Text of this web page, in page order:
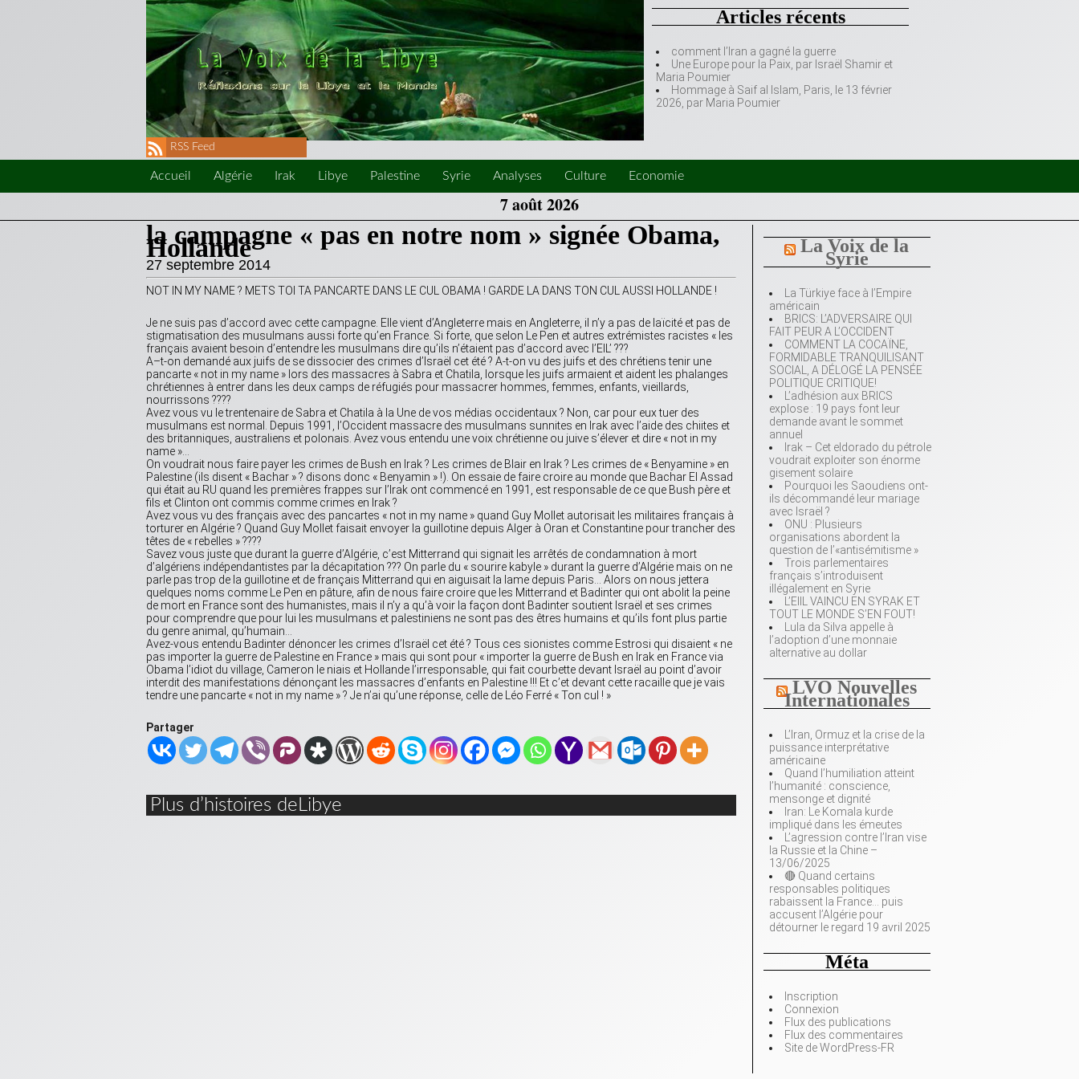
Articles récents
comment l’Iran a gagné la guerre
Une Europe pour la Paix, par Israël Shamir et
Maria Poumier
Hommage à Saif al Islam, Paris, le 13 février
2026, par Maria Poumier
RSS Feed
Accueil Algérie Irak Libye Palestine Syrie Analyses Culture Economie
7 août 2026
La Voix de la
Syrie
La Türkiye face à l’Empire
américain
BRICS: L’ADVERSAIRE QUI
FAIT PEUR A L’OCCIDENT
COMMENT LA COCAÏNE,
FORMIDABLE TRANQUILISANT
SOCIAL, A DÉLOGÉ LA PENSÉE
POLITIQUE CRITIQUE!
L’adhésion aux BRICS
explose : 19 pays font leur
demande avant le sommet
annuel
Irak – Cet eldorado du pétrole
voudrait exploiter son énorme
gisement solaire
Pourquoi les Saoudiens ont-
ils décommandé leur mariage
avec Israël ?
ONU : Plusieurs
organisations abordent la
question de l’«antisémitisme »
Trois parlementaires
français s’introduisent
illégalement en Syrie
L’EIIL VAINCU EN SYRAK ET
TOUT LE MONDE S’EN FOUT!
Lula da Silva appelle à
l’adoption d’une monnaie
alternative au dollar
LVO Nouvelles
Internationales
L’Iran, Ormuz et la crise de la
puissance interprétative
américaine
Quand l’humiliation atteint
l’humanité : conscience,
mensonge et dignité
Iran: Le Komala kurde
impliqué dans les émeutes
L’agression contre l’Iran vise
la Russie et la Chine –
13/06/2025
🔴 Quand certains
responsables politiques
rabaissent la France… puis
accusent l’Algérie pour
détourner le regard 19 avril 2025
Méta
Inscription
Connexion
Flux des publications
Flux des commentaires
Site de WordPress-FR
la campagne « pas en notre nom » signée Obama,
Hollande
27 septembre 2014
NOT IN MY NAME ? METS TOI TA PANCARTE DANS LE CUL OBAMA ! GARDE LA DANS TON CUL AUSSI HOLLANDE !
Je ne suis pas d’accord avec cette campagne. Elle vient d’Angleterre mais en Angleterre, il n’y a pas de laïcité et pas de
stigmatisation des musulmans aussi forte qu’en France. Si forte, que selon Le Pen et autres extrémistes racistes « les
français avaient besoin d’entendre les musulmans dire qu’ils n’étaient pas d’accord avec l’EIL’ ???
A–t-on demandé aux juifs de se dissocier des crimes d’Israël cet été ? A-t-on vu des juifs et des chrétiens tenir une
pancarte « not in my name » lors des massacres à Sabra et Chatila, lorsque les juifs armaient et aident les phalanges
chrétiennes à entrer dans les deux camps de réfugiés pour massacrer hommes, femmes, enfants, vieillards,
nourrissons ????
Avez vous vu le trentenaire de Sabra et Chatila à la Une de vos médias occidentaux ? Non, car pour eux tuer des
musulmans est normal. Depuis 1991, l’Occident massacre des musulmans sunnites en Irak avec l’aide des chiites et
des britanniques, australiens et polonais. Avez vous entendu une voix chrétienne ou juive s’élever et dire « not in my
name »…
On voudrait nous faire payer les crimes de Bush en Irak ? Les crimes de Blair en Irak ? Les crimes de « Benyamine » en
Palestine (ils disent « Bachar » ? disons donc « Benyamin » !). On essaie de faire croire au monde que Bachar El Assad
qui était au RU quand les premières frappes sur l’Irak ont commencé en 1991, est responsable de ce que Bush père et
fils et Clinton ont commis comme crimes en Irak ?
Avez vous vu des français avec des pancartes « not in my name » quand Guy Mollet autorisait les militaires français à
torturer en Algérie ? Quand Guy Mollet faisait envoyer la guillotine depuis Alger à Oran et Constantine pour trancher des
têtes de « rebelles » ????
Savez vous juste que durant la guerre d’Algérie, c’est Mitterrand qui signait les arrêtés de condamnation à mort
d’algériens indépendantistes par la décapitation ??? On parle du « sourire kabyle » durant la guerre d’Algérie mais on ne
parle pas trop de la guillotine et de français Mitterrand qui en aiguisait la lame depuis Paris… Alors on nous jettera
quelques noms comme Le Pen en pâture, afin de nous faire croire que les Mitterrand et Badinter qui ont abolit la peine
de mort en France sont des humanistes, mais il n’y a qu’à voir la façon dont Badinter soutient Israël et ses crimes
pour comprendre que pour lui les musulmans et palestiniens ne sont pas des êtres humains et qu’ils font plus partie
du genre animal, qu’humain…
Avez-vous entendu Badinter dénoncer les crimes d’Israël cet été ? Tous ces sionistes comme Estrosi qui disaient « ne
pas importer la guerre de Palestine en France » mais qui sont pour « importer la guerre de Bush en Irak en France via
Obama l’idiot du village, Cameron le niais et Hollande l’irresponsable, qui fait courbette devant Israël au point d’avoir
interdit des manifestations dénonçant les massacres d’enfants en Palestine !!! Et c’et devant cette racaille que je vais
tendre une pancarte « not in my name » ? Je n’ai qu’une réponse, celle de Léo Ferré « Ton cul ! »
Partager
Plus d’histoires deLibye